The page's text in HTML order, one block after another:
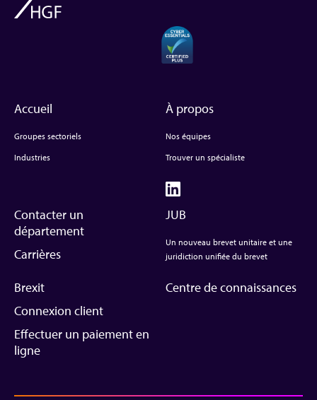
Accueil
Groupes sectoriels
Industries
À propos
Nos équipes
Trouver un spécialiste
Contacter un
département
Carrières
JUB
Un nouveau brevet unitaire et une
juridiction unifiée du brevet
Brexit
Connexion client
Effectuer un paiement en
ligne
Centre de connaissances